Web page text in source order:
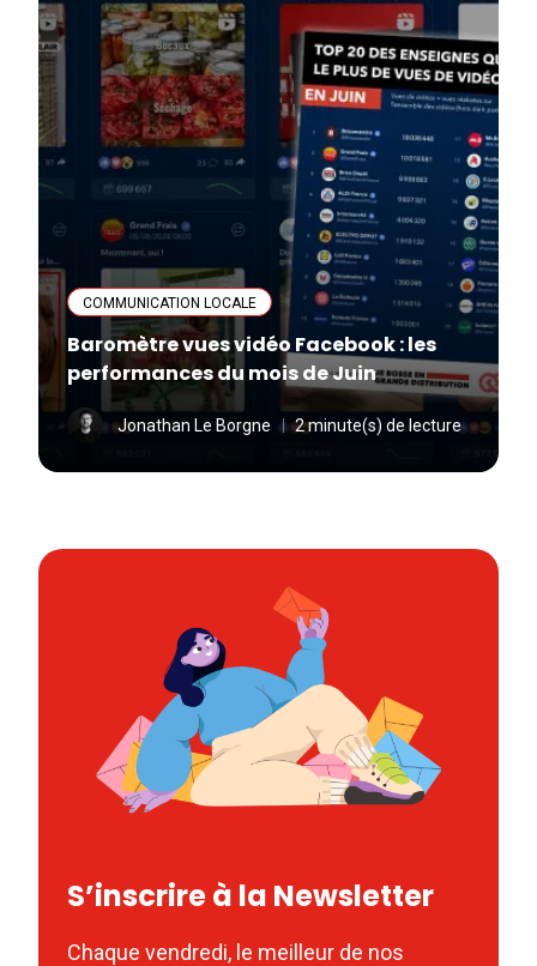
COMMUNICATION LOCALE
Baromètre vues vidéo Facebook : les
performances du mois de Juin
Jonathan Le Borgne 2 minute(s) de lecture
S’inscrire à la Newsletter
Chaque vendredi, le meilleur de nos